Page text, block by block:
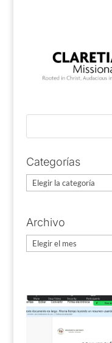
Categorías
Categorías
Archivo
Archivo